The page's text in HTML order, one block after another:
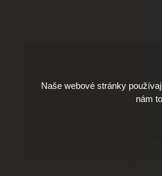
Naše webové stránky
nám